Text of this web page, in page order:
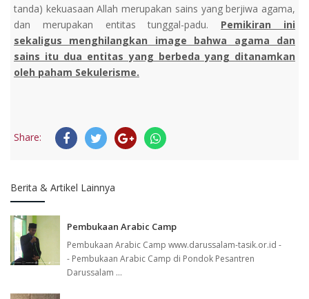
tanda) kekuasaan Allah merupakan sains yang berjiwa agama,
dan merupakan entitas tunggal-padu. Pemikiran ini
sekaligus menghilangkan image bahwa agama dan
sains itu dua entitas yang berbeda yang ditanamkan
oleh paham Sekulerisme.
Share:
Berita & Artikel Lainnya
Pembukaan Arabic Camp
Pembukaan Arabic Camp www.darussalam-tasik.or.id -
- Pembukaan Arabic Camp di Pondok Pesantren
Darussalam ...